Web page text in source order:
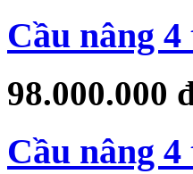
Cầu nâng
98.000.000
Cầu nâng